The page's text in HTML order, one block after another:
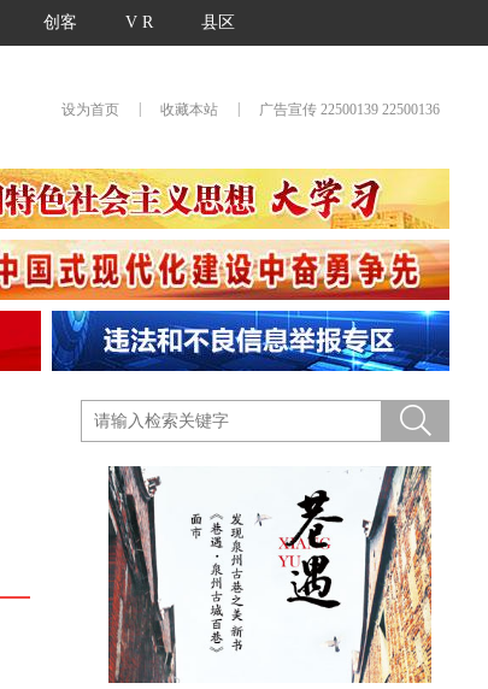
创客 V R 县区
设为首页 收藏本站 广告宣传 22500139 22500136